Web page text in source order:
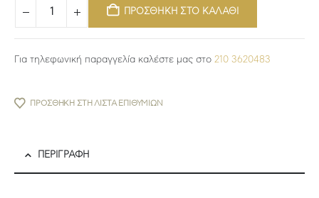
ΠΡΟΣΘΗΚΗ ΣΤΟ ΚΑΛΑΘΙ
Για τηλεφωνική παραγγελία καλέστε μας στο 210 3620483
ΠΡΟΣΘΉΚΗ ΣΤΗ ΛΊΣΤΑ ΕΠΙΘΥΜΙΏΝ
ΠΕΡΙΓΡΑΦΉ